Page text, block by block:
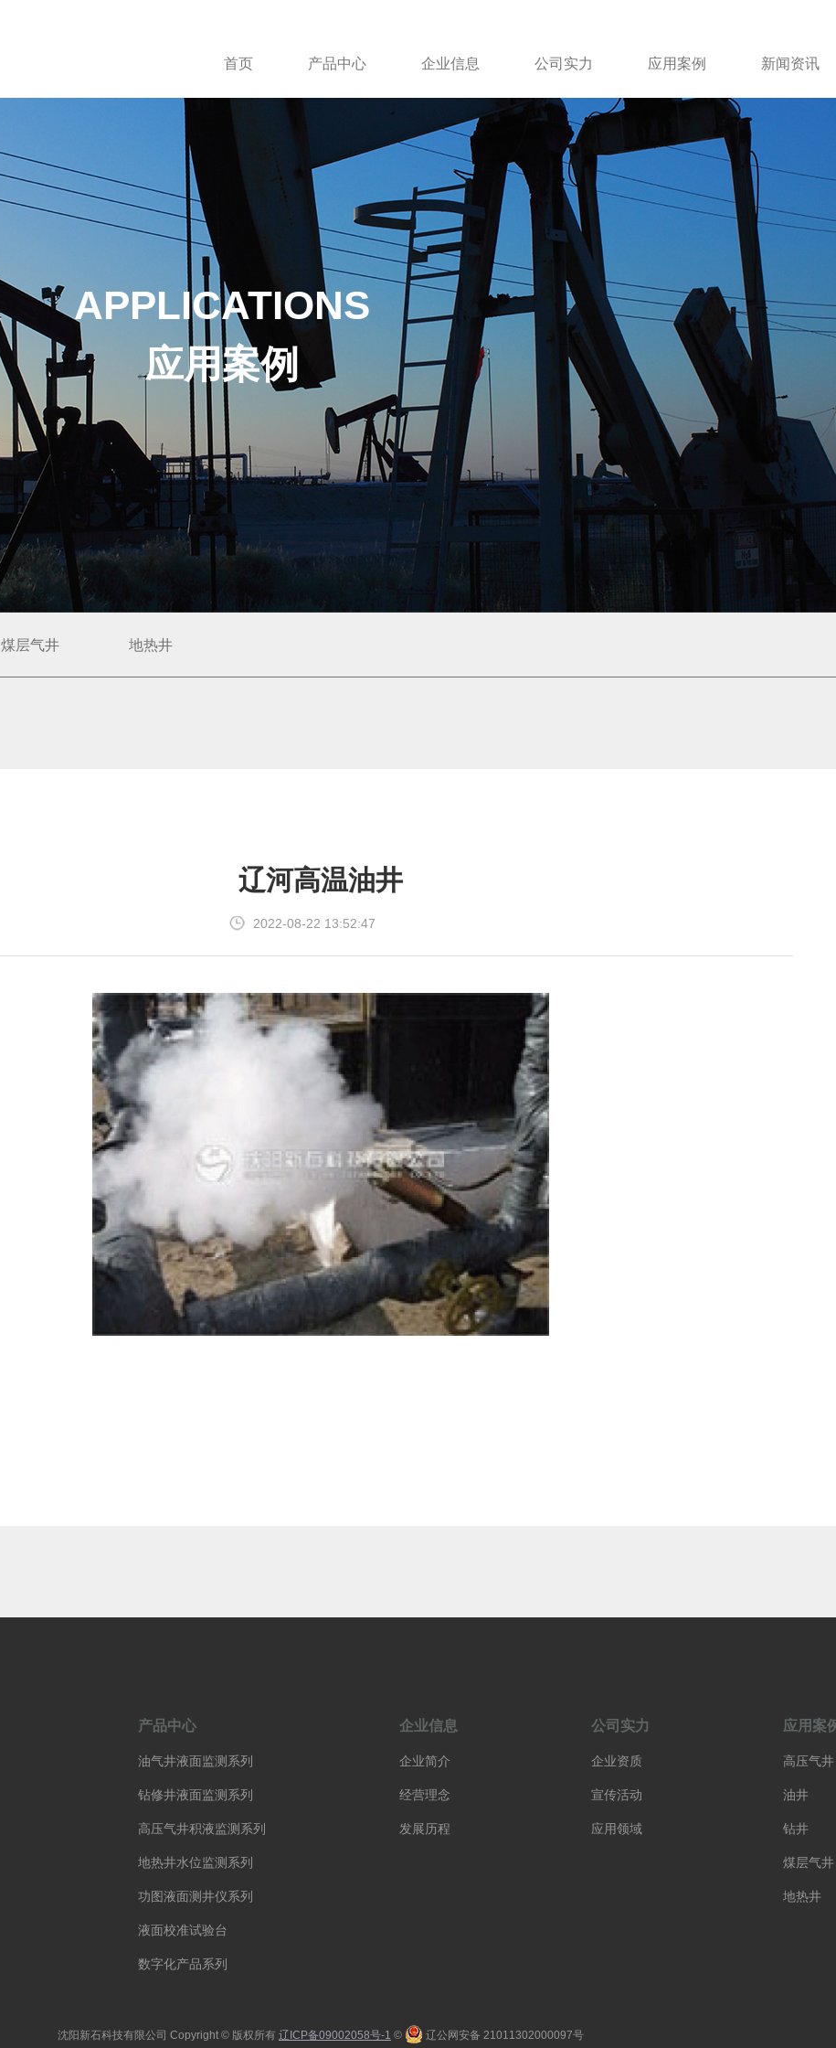
首页 产品中心 企业信息 公司实力 应用案例 新闻资讯
APPLICATIONS
应用案例
煤层气井 地热井
辽河高温油井
2022-08-22 13:52:47
应用案
高压气井
油井
钻井
煤层气井
地热井
公司实力
企业资质
宣传活动
应用领域
企业信息
企业简介
经营理念
发展历程
产品中心
油气井液面监测系列
钻修井液面监测系列
高压气井积液监测系列
地热井水位监测系列
功图液面测井仪系列
液面校准试验台
数字化产品系列
沈阳新石科技有限公司 Copyright © 版权所有 辽ICP备09002058号-1 © 辽公网安备 21011302000097号